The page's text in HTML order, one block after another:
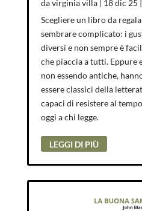
davirginia villa| 18 dic 25
Scegliere un libro da
sembrare complicato: i
diversi e non sempre è
che piaccia a tutti. Eppure
non essendo antiche,
essere classici della
capaci di resistere al
oggi a chi legge.
LEGGI DI PIÙ